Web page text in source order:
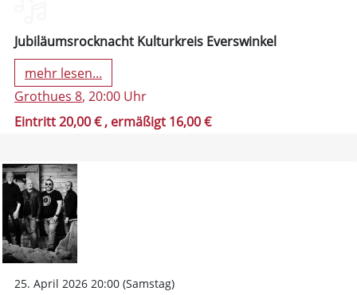
Jubiläumsrocknacht Kulturkreis Everswinkel
mehr lesen...
Grothues 8, 20:00 Uhr
Eintritt 20,00 €, ermäßigt 16,00 €
25. April 2026 20:00 (Samstag)